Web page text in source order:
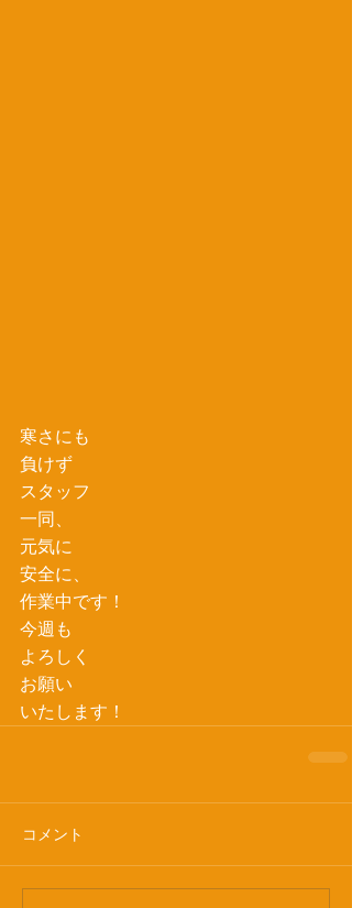
寒さにも
負けず
スタッフ
一同、
元気に
安全に、
作業中です！
今週も
よろしく
お願い
いたします！
コメント